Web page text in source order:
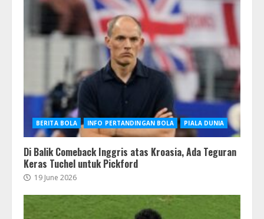
BERITA BOLA INFO PERTANDINGAN BOLA PIALA DUNIA
Di Balik Comeback Inggris atas Kroasia, Ada Teguran
Keras Tuchel untuk Pickford
19 June 2026